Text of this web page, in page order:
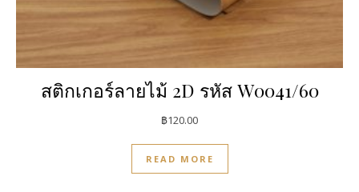
สติกเกอร์ลายไม้ 2D รหัส W0041/60
฿120.00
READ MORE